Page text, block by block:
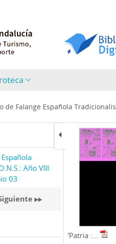
de Falange Española
Año VIII
03
'Patria :...